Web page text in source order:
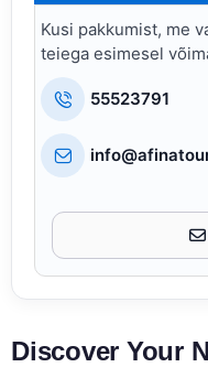
Kusi pakkumist, me
teiega esimesel
55523791
Discover Your